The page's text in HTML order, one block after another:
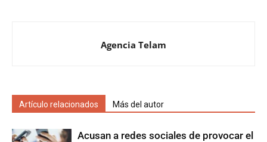
Agencia Telam
Artículo relacionados Más del autor
Acusan a redes sociales de provocar el